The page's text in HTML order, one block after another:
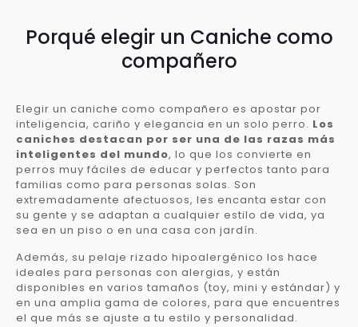
Porqué elegir un Caniche como
compañero
Elegir un caniche como compañero es apostar por
inteligencia, cariño y elegancia en un solo perro. Los
caniches destacan por ser una de las razas más
inteligentes del mundo, lo que los convierte en
perros muy fáciles de educar y perfectos tanto para
familias como para personas solas. Son
extremadamente afectuosos, les encanta estar con
su gente y se adaptan a cualquier estilo de vida, ya
sea en un piso o en una casa con jardín.
Además, su pelaje rizado hipoalergénico los hace
ideales para personas con alergias, y están
disponibles en varios tamaños (toy, mini y estándar) y
en una amplia gama de colores, para que encuentres
el que más se ajuste a tu estilo y personalidad.